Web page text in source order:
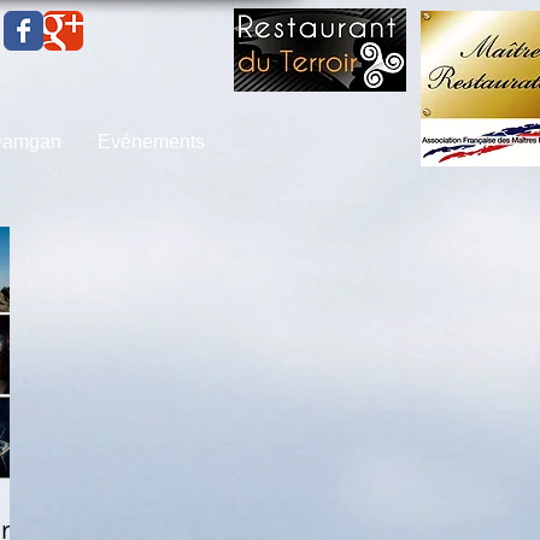
Evénements